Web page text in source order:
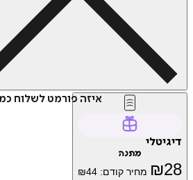
איזה פורמט לשלוח כמתנה?
₪ מחיר קודם: ₪44